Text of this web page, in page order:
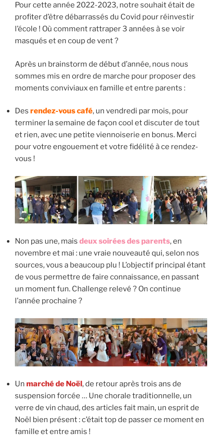
Pour cette année 2022-2023, notre souhait était de
profiter d’être débarrassés du Covid pour réinvestir
l’école ! Où comment rattraper 3 années à se voir
masqués et en coup de vent ?
Après un brainstorm de début d’année, nous nous
sommes mis en ordre de marche pour proposer des
moments conviviaux en famille et entre parents :
Des rendez-vous café, un vendredi par mois, pour
terminer la semaine de façon cool et discuter de tout
et rien, avec une petite viennoiserie en bonus. Merci
pour votre engouement et votre fidélité à ce rendez-
vous !
Non pas une, mais deux soirées des parents, en
novembre et mai : une vraie nouveauté qui, selon nos
sources, vous a beaucoup plu ! L’objectif principal étant
de vous permettre de faire connaissance, en passant
un moment fun. Challenge relevé ? On continue
l’année prochaine ?
Un marché de Noël, de retour après trois ans de
suspension forcée … Une chorale traditionnelle, un
verre de vin chaud, des articles fait main, un esprit de
Noël bien présent : c’était top de passer ce moment en
famille et entre amis !